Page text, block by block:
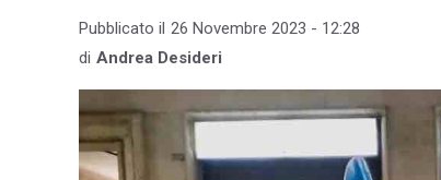
Pubblicato il 26 Novembre 2023 - 12:28
di Andrea Desideri